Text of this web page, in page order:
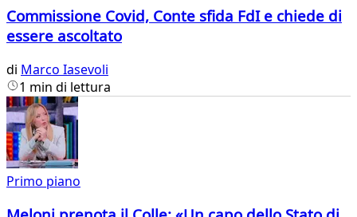
Commissione Covid, Conte sfida FdI e chiede di
essere ascoltato
di Marco Iasevoli
1 min di lettura
Primo piano